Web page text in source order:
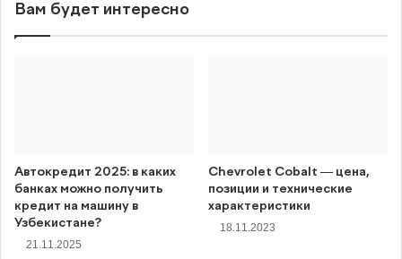
Вам будет интересно
Автокредит 2025: в каких
банках можно получить
кредит на машину в
Узбекистане?
21.11.2025
Chevrolet Cobalt — цена,
позиции и технические
характеристики
18.11.2023